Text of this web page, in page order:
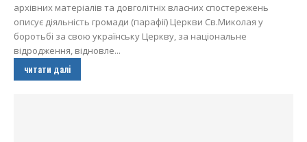
архівних матеріалів та довголітніх власних спостережень
описує діяльність громади (парафії) Церкви Св.Миколая у
боротьбі за свою українську Церкву, за національне
відродження, відновле...
читати далі